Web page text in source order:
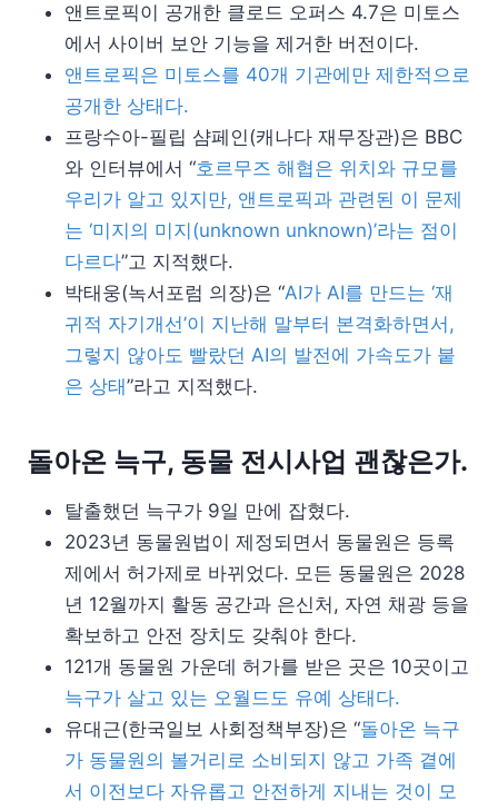
앤트로픽이 공개한 클로드 오퍼스 4.7은 미토스
에서 사이버 보안 기능을 제거한 버전이다.
앤트로픽은 미토스를 40개 기관에만 제한적으로
공개한 상태다.
프랑수아-필립 샴페인(캐나다 재무장관)은 BBC
와 인터뷰에서 “호르무즈 해협은 위치와 규모를
우리가 알고 있지만, 앤트로픽과 관련된 이 문제
는 ‘미지의 미지(unknown unknown)’라는 점이
다르다”고 지적했다.
박태웅(녹서포럼 의장)은 “AI가 AI를 만드는 ‘재
귀적 자기개선’이 지난해 말부터 본격화하면서,
그렇지 않아도 빨랐던 AI의 발전에 가속도가 붙
은 상태”라고 지적했다.
돌아온 늑구, 동물 전시사업 괜찮은가.
탈출했던 늑구가 9일 만에 잡혔다.
2023년 동물원법이 제정되면서 동물원은 등록
제에서 허가제로 바뀌었다. 모든 동물원은 2028
년 12월까지 활동 공간과 은신처, 자연 채광 등을
확보하고 안전 장치도 갖춰야 한다.
121개 동물원 가운데 허가를 받은 곳은 10곳이고
늑구가 살고 있는 오월드도 유예 상태다.
유대근(한국일보 사회정책부장)은 “돌아온 늑구
가 동물원의 볼거리로 소비되지 않고 가족 곁에
서 이전보다 자유롭고 안전하게 지내는 것이 모